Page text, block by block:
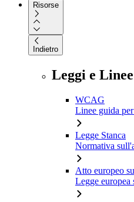
Risorse
Indietro
Leggi e
WCAG
Linee guida
Legge Stanca
Normativa
Atto europeo
Legge